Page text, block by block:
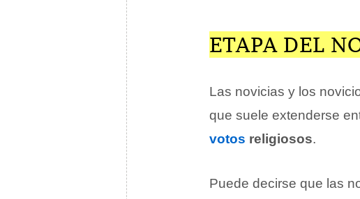
ETAPA DEL
Las novicias y los
que suele extenderse
votos religiosos.
Puede decirse que las